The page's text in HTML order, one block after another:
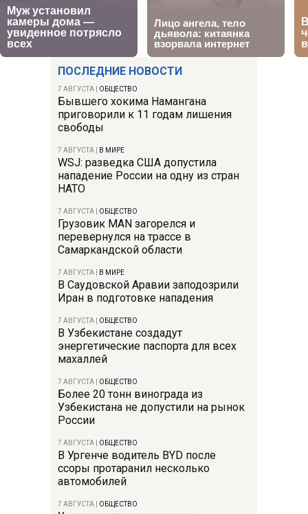
ПОСЛЕДНИЕ НОВОСТИ
7 АВГУСТА ОБЩЕСТВО
Бывшего хокима Намангана
приговорили к 11 годам лишения
свободы
7 АВГУСТА В МИРЕ
WSJ: разведка США допустила
нападение России на одну из стран
НАТО
7 АВГУСТА ОБЩЕСТВО
Грузовик MAN загорелся и
перевернулся на трассе в
Самаркандской области
7 АВГУСТА В МИРЕ
В Саудовской Аравии заподозрили
Иран в подготовке нападения
7 АВГУСТА ОБЩЕСТВО
В Узбекистане создадут
энергетические паспорта для всех
махаллей
7 АВГУСТА ОБЩЕСТВО
Более 20 тонн винограда из
Узбекистана не допустили на рынок
России
7 АВГУСТА ОБЩЕСТВО
В Ургенче водитель BYD после
ссоры протаранил несколько
автомобилей
7 АВГУСТА ОБЩЕСТВО